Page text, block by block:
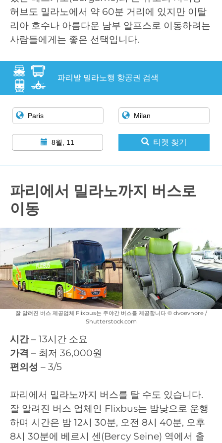
허브도 밀라노에서 약 60분 거리에 있지만 이탈
리아 호수나 아름다운 남부 알프스로 이동하려는
사람들에게는 좋은 선택입니다.
파리발 밀라노행 항공권 검색
8월, 11 티켓 찾기
파리에서 밀라노까지 버스로
이동
잘 알려진 버스 제공업체 Flixbus는 주야간 버스를 제공합니다 © dvoevnore /
Shutterstock.com
시간– 13시간 소요
가격 – 최저 36,000원
편의성 – 3/5
파리에서 밀라노까지 버스를 탈 수도 있습니다.
잘 알려진 버스 업체인 Flixbus는 밤낮으로 운행
하며 시간은 밤 12시 30분, 오전 8시 40분, 오후
8시 30분에 베르시 센(Bercy Seine) 역에서 출